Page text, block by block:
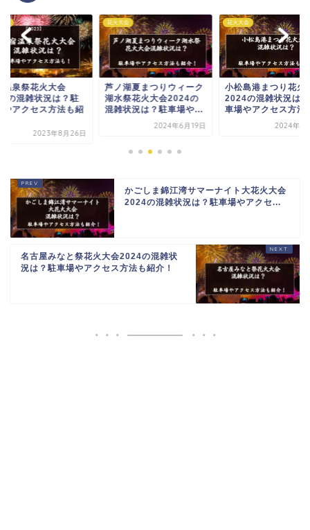
温泉祭花火大会
の混雑状況は？駐
やアクセス方法も紹
2023年8月26日
花火大会
芦ノ湖夏まつりウィーク
湖水祭花火大会2024の
混雑状況は？駐車場や...
2024年6月19日
花火大会
小松島港まつり花火
2024の混雑状況は
車場やアクセス方法
2024年6
かごしま錦江湾サマーナイト大花火大会
2024の混雑状況は？駐車場やアクセ...
名古屋みなと祭花火大会2024の混雑状
況は？駐車場やアクセス方法も紹介！